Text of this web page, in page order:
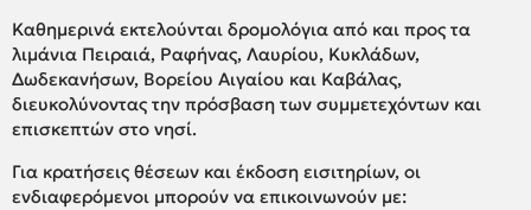
Καθημερινά εκτελούνται δρομολόγια από και προς τα
λιμάνια Πειραιά, Ραφήνας, Λαυρίου, Κυκλάδων,
Δωδεκανήσων, Βορείου Αιγαίου και Καβάλας,
διευκολύνοντας την πρόσβαση των συμμετεχόντων και
επισκεπτών στο νησί.
Για κρατήσεις θέσεων και έκδοση εισιτηρίων, οι
ενδιαφερόμενοι μπορούν να επικοινωνούν με: